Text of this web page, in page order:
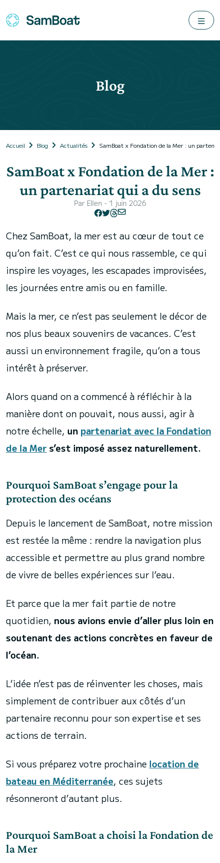
Blog
Accueil Blog Actualités SamBoat x Fondation de la Mer : un
SamBoat x Fondation de la Mer :
un partenariat qui a du sens
Par Ellen - 1 juin 2026
Chez SamBoat, la mer est au cœur de tout ce
qu’on fait. C’est ce qui nous rassemble, ce qui
inspire les voyages, les escapades improvisées,
les journées entre amis ou en famille.
Mais la mer, ce n’est pas seulement le décor de
nos plus beaux souvenirs de vacances. C’est
aussi un environnement fragile, qu’on a tous
intérêt à préserver.
Alors quand on a commencé à réfléchir à la
manière dont on pouvait, nous aussi, agir à
notre échelle, un partenariat avec la Fondation
de la Mer s’est imposé assez naturellement.
Pourquoi SamBoat s’engage pour la
protection des océans
Depuis le lancement de SamBoat, notre mission
est restée la même : rendre la navigation plus
accessible et permettre au plus grand nombre
de vivre de belles expériences sur l’eau.
Et parce que la mer fait partie de notre
quotidien, nous avions envie d’aller plus loin en
soutenant des actions concrètes en faveur de
l’océan.
L’idée n’est pas de réinventer les choses, mais
simplement de contribuer aux côtés d’un
partenaire reconnu pour son expertise et ses
actions de terrain.
Si vous préparez votre prochaine location de
bateau en Méditerranée, ces sujets
résonneront d’autant plus.
Pourquoi SamBoat a choisi la Fondation de
la Mer